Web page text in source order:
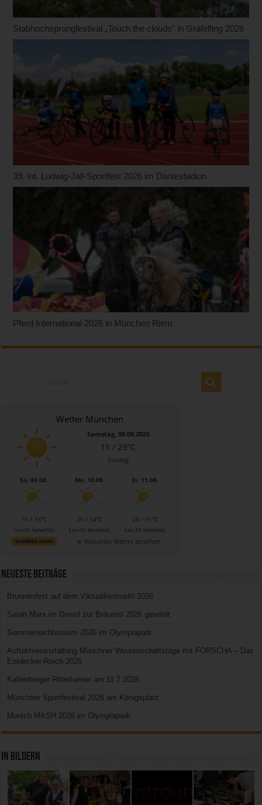
Stabhochsprungfestival „Touch the clouds“ in Gräfelfing 2026
39. Int. Ludwig-Jall-Sportfest 2026 im Dantestadion
Pferd International 2026 in München Riem
Wetter München
Samstag, 08.08.2026
15 / 29°C
Sonnig
So, 09.08.
16 / 33°C
Leicht bewölkt
Mo, 10.08.
20 / 34°C
Leicht bewölkt
Di, 11.08.
20 / 31°C
Leicht bewölkt
Aktuelles Wetter ansehen
Neueste Beiträge
Brunnenfest auf dem Viktuallienmarkt 2026
Sarah Marx im Donisl zur Bräurosl 2026 gewählt
Sommernachtstraum 2026 im Olympiapark
Auftaktveranstaltung Münchner Wissenschaftstage mit FORSCHA – Das
Entdecker-Reich 2026
Kaltenberger Ritterturnier am 11.7.2026
Münchner Sportfestival 2026 am Königsplatz
Munich MASH 2026 im Olympiapark
In Bildern